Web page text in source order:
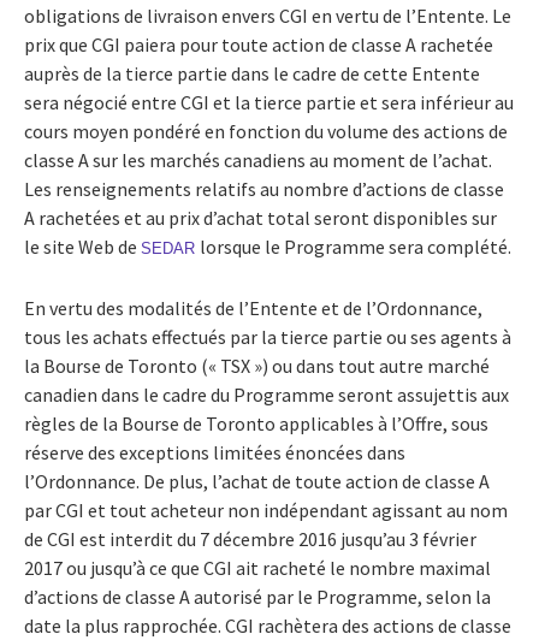
obligations de livraison envers CGI en vertu de l’Entente. Le
prix que CGI paiera pour toute action de classe A rachetée
auprès de la tierce partie dans le cadre de cette Entente
sera négocié entre CGI et la tierce partie et sera inférieur au
cours moyen pondéré en fonction du volume des actions de
classe A sur les marchés canadiens au moment de l’achat.
Les renseignements relatifs au nombre d’actions de classe
A rachetées et au prix d’achat total seront disponibles sur
le site Web de SEDAR lorsque le Programme sera complété.
En vertu des modalités de l’Entente et de l’Ordonnance,
tous les achats effectués par la tierce partie ou ses agents à
la Bourse de Toronto (« TSX ») ou dans tout autre marché
canadien dans le cadre du Programme seront assujettis aux
règles de la Bourse de Toronto applicables à l’Offre, sous
réserve des exceptions limitées énoncées dans
l’Ordonnance. De plus, l’achat de toute action de classe A
par CGI et tout acheteur non indépendant agissant au nom
de CGI est interdit du 7 décembre 2016 jusqu’au 3 février
2017 ou jusqu’à ce que CGI ait racheté le nombre maximal
d’actions de classe A autorisé par le Programme, selon la
date la plus rapprochée. CGI rachètera des actions de classe